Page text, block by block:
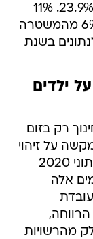
גורמים טיפוליים חלה עלייה מ-19% ל-23.9%. 11%
מהדיווחים התקבלו מקרוב משפחה, 6% מהמשטרה
בשנת
ילדים
רק בזום
על זיהוי
פגיעות על אף מאמצים שנעשים. את נתוני 2020
אלה
מהרשויות